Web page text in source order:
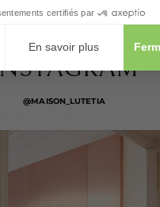
NOUS SUR
@MAISON_LUTETIA